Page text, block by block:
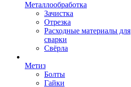
Металлообработка
Зачистка
Отрезка
Расходные материалы для
сварки
Свёрла
Метиз
Болты
Гайки